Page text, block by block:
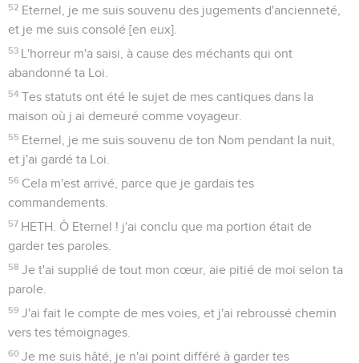
52 Eternel, je me suis souvenu des jugements d'ancienneté,
et je me suis consolé [en eux].
53 L'horreur m'a saisi, à cause des méchants qui ont
abandonné ta Loi.
54 Tes statuts ont été le sujet de mes cantiques dans la
maison où j ai demeuré comme voyageur.
55 Eternel, je me suis souvenu de ton Nom pendant la nuit,
et j'ai gardé ta Loi.
56 Cela m'est arrivé, parce que je gardais tes
commandements.
57 HETH. Ô Eternel ! j'ai conclu que ma portion était de
garder tes paroles.
58 Je t'ai supplié de tout mon cœur, aie pitié de moi selon ta
parole.
59 J'ai fait le compte de mes voies, et j'ai rebroussé chemin
vers tes témoignages.
60 Je me suis hâté, je n'ai point différé à garder tes